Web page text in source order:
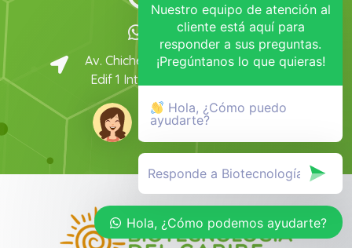
988 403 5672
Av. Chichen Itza SM 32 Mza 12 Lote 1
Edif 1 Int-C Cancún, Quintana Roo.
C.P.77508
Nuestro equipo de atención al
cliente está aquí para
responder a sus preguntas.
¡Pregúntanos lo que quieras!
Hola, ¿Cómo puedo
ayudarte?
Hola, ¿Cómo podemos ayudarte?